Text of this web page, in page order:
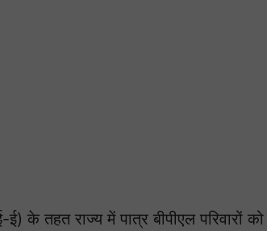
ई) के तहत राज्य में पात्र बीपीएल